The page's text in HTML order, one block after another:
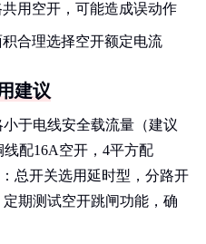
共用空开，可能造成误动作
合理选择空开额定电流
建议
于电线安全载流量（建议
线配16A空开，4平方配
总开关选用延时型，分路开
期测试空开跳闸功能，确